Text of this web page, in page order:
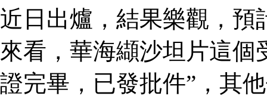
近日出爐，結果樂觀，預
來看，華海纈沙坦片這個
證完畢，已發批件”，其